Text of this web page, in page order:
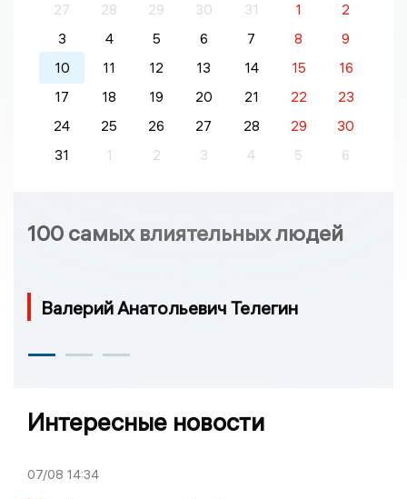
27
28 29 30 31 1
2
3
4 5 6 7 8
9
10
11 12 13 14 15
16
17
18 19 20 21 22
23
24
25 26 27 28 29
30
31
1 2 3 4 5 6
100 самых влиятельных людей
Валерий Анатольевич Телегин
Интересные новости
07/08 14:34